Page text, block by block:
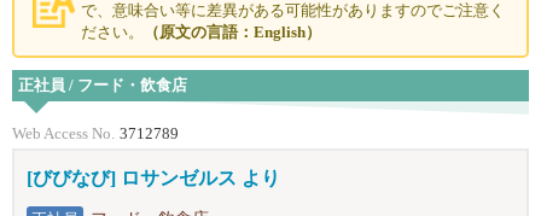
で、意味合い等に差異がある可能性がありますのでご注意く
ださい。
（原文の言語：English）
正社員 / フード・飲食店
Web Access No. 3712789
[びびなび] ロサンゼルス より